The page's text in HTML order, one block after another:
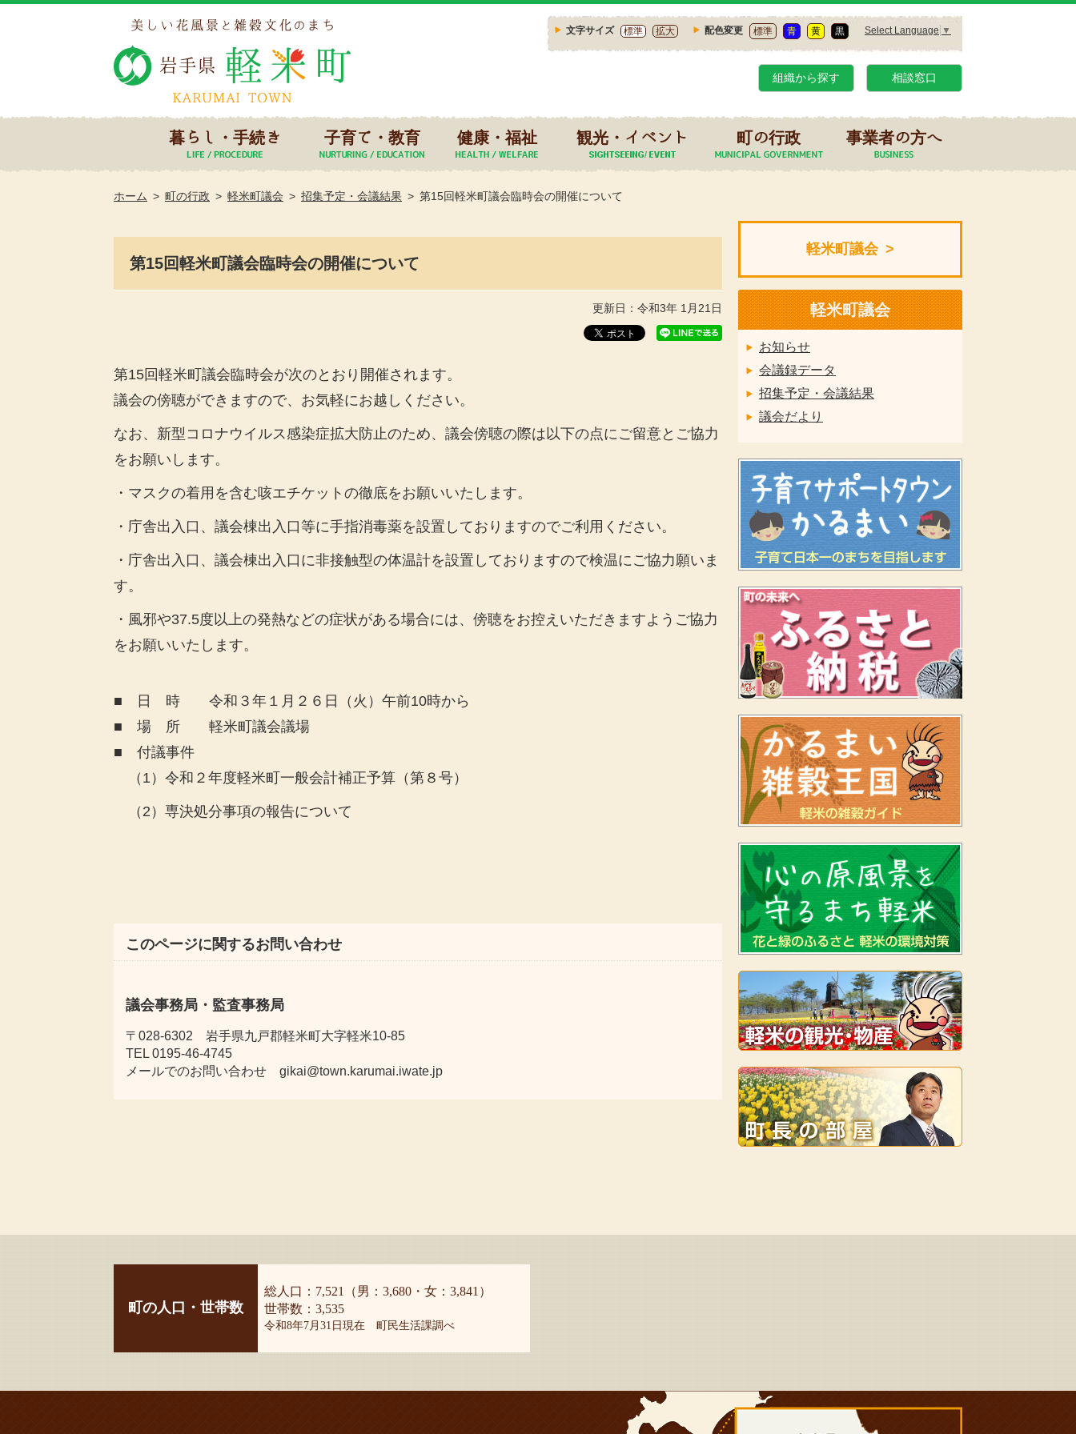
文字サイズ 標準 拡大 配色変更 標準 青 黄 黒 Select Language ▼
組織から探す 相談窓口
暮らし・手続き 子育て・教育 健康・福祉 観光・イベント 町の行政 事業者の方へ
ホーム 町の行政 軽米町議会 招集予定・会議結果 第15回軽米町議会臨時会の開催について
第15回軽米町議会臨時会の開催について
更新日：令和3年 1月21日
第15回軽米町議会臨時会が次のとおり開催されます。
議会の傍聴ができますので、お気軽にお越しください。
なお、新型コロナウイルス感染症拡大防止のため、議会傍聴の際は以下の点にご留意とご協力
をお願いします。
・ マスクの着用を含む咳エチケットの徹底をお願いいたします。
・庁舎出入口、議会棟出入口等に手指消毒薬を設置しておりますのでご利用ください。
・庁舎出入口、議会棟出入口に非接触型の体温計を設置しておりますので検温にご協力願いま
す。
・風邪や37.5度以上の発熱などの症状がある場合には、傍聴をお控えいただきますようご協力
をお願いいたします。
■ 日 時 令和３年１月２６日（火）午前10時から
■ 場 所 軽米町議会議場
■ 付議事件
（1） 令和２年度軽米町一般会計補正予算（第８号）
（2）専決処分事項の報告について
このページに関するお問い合わせ
議会事務局・監査事務局
〒028-6302 岩手県九戸郡軽米町大字軽米10-85
TEL 0195-46-4745
メールでのお問い合わせ gikai@town.karumai.iwate.jp
軽米町議会
軽米町議会
お知らせ
会議録データ
招集予定・会議結果
議会だより
町の人口・世帯数
総人口：7,521（男：3,680・女：3,841）
世帯数：3,535
令和8年7月31日現在 町民生活課調べ